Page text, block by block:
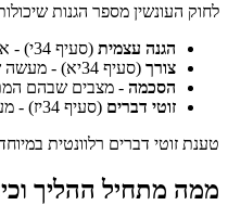
לחוק העונשין מספר הגנות
הגנה עצמית (סעיף 34י) - אדם שתקף כדי להדוף תקיפה שלא כדין כנגדו או כנגד אחר, באופן סביר ביחס לסכנה.
צורך (סעיף 34יא) - מעשה שבוצע כדי למנוע פגיעה חמורה יותר.
הסכמה - מצבים שבהם
זוטי דברים (סעיף 34יז) - מעשה שמהותו או נסיבותיו עושות אותו זניח עד כדי כך שאינו מצדיק הרשעה.
טענת זוטי דברים רלוונטית
ממה מתחיל ההליך